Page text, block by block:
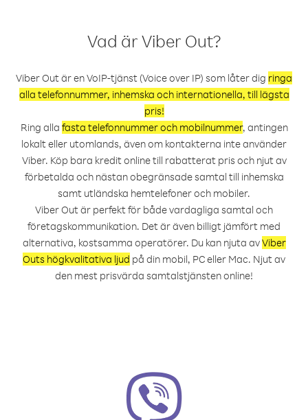
Vad är Viber Out?
Viber Out är en VoIP-tjänst (Voice over IP) som låter dig ringa
alla telefonnummer, inhemska och internationella, till lägsta
pris!
Ring alla fasta telefonnummer och mobilnummer, antingen
lokalt eller utomlands, även om kontakterna inte använder
Viber. Köp bara kredit online till rabatterat pris och njut av
förbetalda och nästan obegränsade samtal till inhemska
samt utländska hemtelefoner och mobiler.
Viber Out är perfekt för både vardagliga samtal och
företagskommunikation. Det är även billigt jämfört med
alternativa, kostsamma operatörer. Du kan njuta avViber
Outs högkvalitativa ljud på din mobil, PC eller Mac. Njut av
den mest prisvärda samtalstjänsten online!